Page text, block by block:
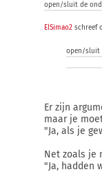
open/sluit de
ElSimao2 schreef
open/sluit
Er zijn
maar je
"Ja, als je
Net zoals je
"Ja, hadden